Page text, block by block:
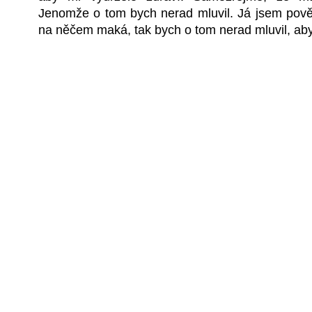
Jenomže o tom bych nerad mluvil. Já jsem
na něčem maká, tak bych o tom nerad mluvil,